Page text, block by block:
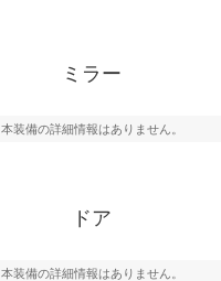
ミラー
本装備の詳細情報はありません。
ドア
本装備の詳細情報はありません。